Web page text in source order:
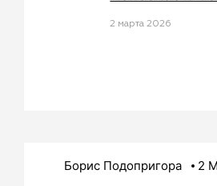
2 мартa 2026
Борис Подопригора 2